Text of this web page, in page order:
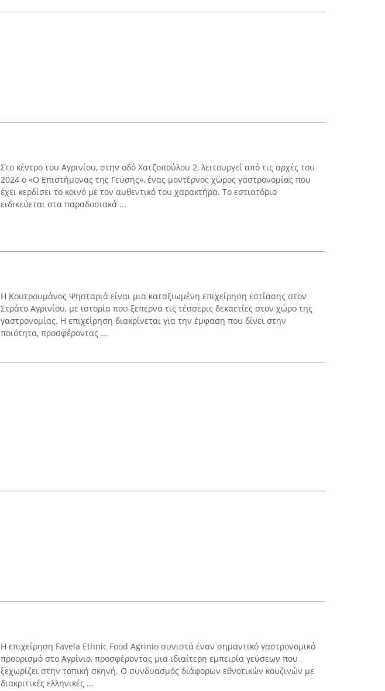
Στο κέντρο του Αγρινίου, στην οδό Χατζοπούλου 2, λειτουργεί από τις αρχές του
2024 ο «Ο Επιστήμονας της Γεύσης», ένας μοντέρνος χώρος γαστρονομίας που
έχει κερδίσει το κοινό με τον αυθεντικό του χαρακτήρα. Το εστιατόριο
ειδικεύεται στα παραδοσιακά ...
Η Κουτρουμάνος Ψησταριά είναι μια καταξιωμένη επιχείρηση εστίασης στον
Στράτο Αγρινίου, με ιστορία που ξεπερνά τις τέσσερις δεκαετίες στον χώρο της
γαστρονομίας. Η επιχείρηση διακρίνεται για την έμφαση που δίνει στην
ποιότητα, προσφέροντας ...
Η επιχείρηση Favela Ethnic Food Agrinio συνιστά έναν σημαντικό γαστρονομικό
προορισμό στο Αγρίνιο, προσφέροντας μια ιδιαίτερη εμπειρία γεύσεων που
ξεχωρίζει στην τοπική σκηνή. Ο συνδυασμός διάφορων εθνοτικών κουζινών με
διακριτικές ελληνικές ...